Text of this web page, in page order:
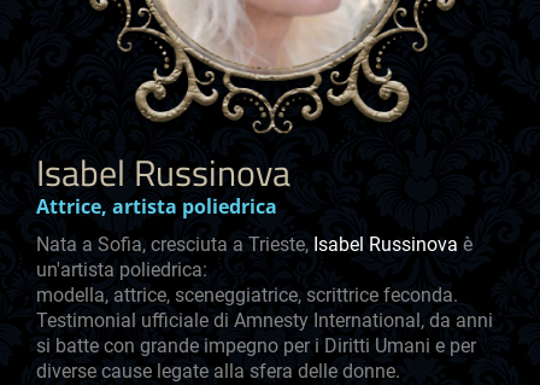
Isabel Russinova
Attrice, artista poliedrica
Nata a Sofia, cresciuta a Trieste, Isabel Russinova è
un'artista poliedrica:
modella, attrice, sceneggiatrice, scrittrice feconda.
Testimonial ufficiale di Amnesty International, da anni
si batte con grande impegno per i Diritti Umani e per
diverse cause legate alla sfera delle donne.